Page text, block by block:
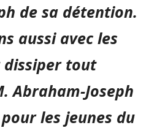
de sa détention.
aussi avec les
tout
Abraham-Joseph
les jeunes du